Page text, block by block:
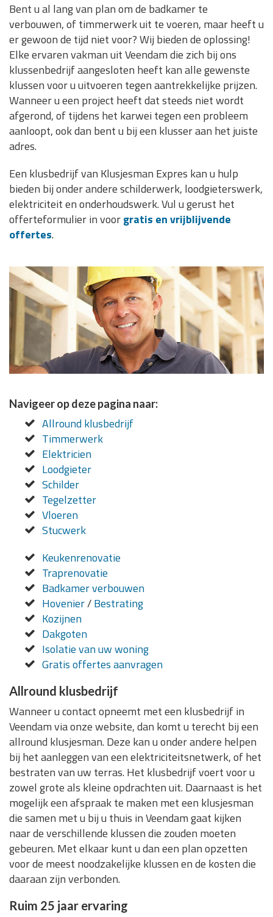
Bent u al lang van plan om de badkamer te
verbouwen, of timmerwerk uit te voeren, maar heeft u
er gewoon de tijd niet voor? Wij bieden de oplossing!
Elke ervaren vakman uit Veendam die zich bij ons
klussenbedrijf aangesloten heeft kan alle gewenste
klussen voor u uitvoeren tegen aantrekkelijke prijzen.
Wanneer u een project heeft dat steeds niet wordt
afgerond, of tijdens het karwei tegen een probleem
aanloopt, ook dan bent u bij een klusser aan het juiste
adres.
Een klusbedrijf van Klusjesman Expres kan u hulp
bieden bij onder andere schilderwerk, loodgieterswerk,
elektriciteit en onderhoudswerk. Vul u gerust het
offerteformulier in voorgratis en vrijblijvende
offertes.
Navigeer op deze pagina naar:
Allround klusbedrijf
Timmerwerk
Elektricien
Loodgieter
Schilder
Tegelzetter
Vloeren
Stucwerk
Keukenrenovatie
Traprenovatie
Badkamer verbouwen
Hovenier/Bestrating
Kozijnen
Dakgoten
Isolatie van uw woning
Gratis offertes aanvragen
Allround klusbedrijf
Wanneer u contact opneemt met een klusbedrijf in
Veendam via onze website, dan komt u terecht bij een
allround klusjesman. Deze kan u onder andere helpen
bij het aanleggen van een elektriciteitsnetwerk, of het
bestraten van uw terras. Het klusbedrijf voert voor u
zowel grote als kleine opdrachten uit. Daarnaast is het
mogelijk een afspraak te maken met een klusjesman
die samen met u bij u thuis in Veendam gaat kijken
naar de verschillende klussen die zouden moeten
gebeuren. Met elkaar kunt u dan een plan opzetten
voor de meest noodzakelijke klussen en de kosten die
daaraan zijn verbonden.
Ruim 25 jaar ervaring